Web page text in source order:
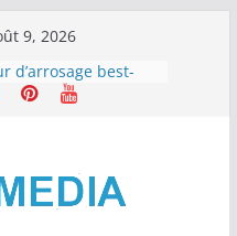
9, 2026
d’arrosage best-
en ligne pour